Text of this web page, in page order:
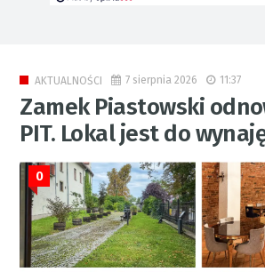
AKTUALNOŚCI 7 sierpnia 2026 11:37
Zamek Piastowski
PIT. Lokal jest do
0